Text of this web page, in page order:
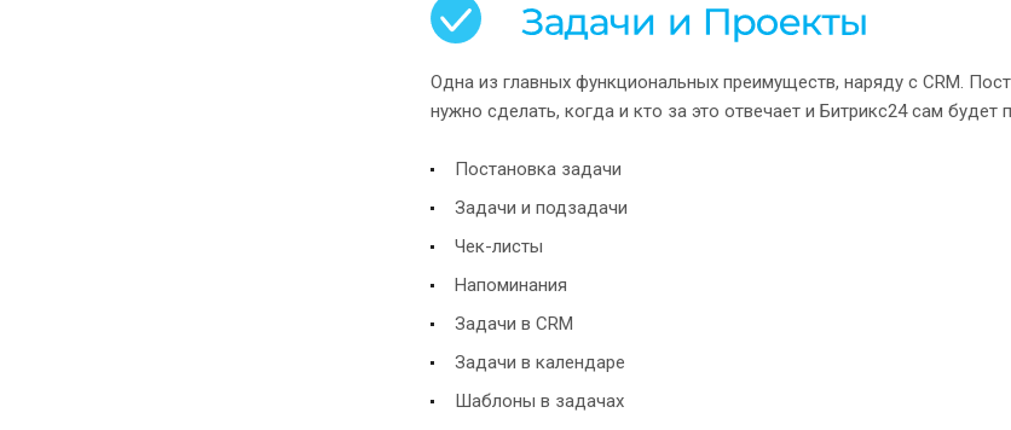
Одна из главных функциональных преимуществ, наряду с CRM.
нужно сделать, когда и кто за это отвечает и Битрикс24 сам будет
Постановка задачи
Задачи и подзадачи
Чек-листы
Напоминания
Задачи в CRM
Задачи в календаре
Шаблоны в задачах